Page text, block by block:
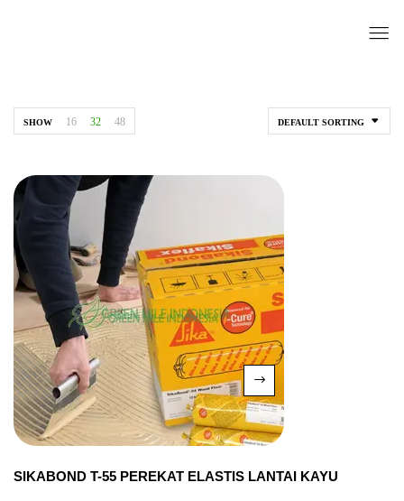
DEFAULT SORTING
SHOW 16 32 48
SIKABOND T-55 PEREKAT ELASTIS LANTAI KAYU